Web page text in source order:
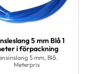
5 mm Blå 1
i förpackning
5 mm, Blå.
Meterpris